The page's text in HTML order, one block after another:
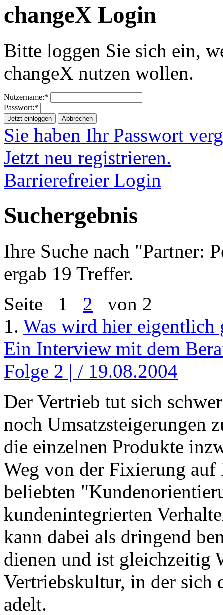
changeX Login
Bitte loggen Sie sich ein,
changeX nutzen wollen.
Nutzername:*
Passwort:*
Jetzt einloggen Abbrechen
Sie haben Ihr Passwort
Jetzt neu registrieren.
Barrierefreier Login
Suchergebnis
Ihre Suche nach "Partner:
ergab 19 Treffer.
Seite 1 2 von 2
1. Was wird hier eigentlich
Ein Interview mit dem
Folge 2 | / 19.08.2004
Der Vertrieb tut sich
noch Umsatzsteigerungen
die einzelnen Produkte
Weg von der Fixierung auf
beliebten
kundenintegrierten
kann dabei als dringend
dienen und ist gleichzeitig
Vertriebskultur, in der sich
adelt.